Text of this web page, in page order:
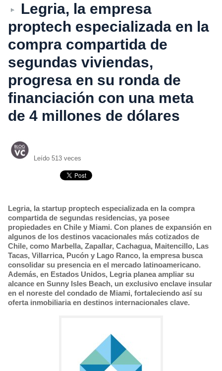
Legria, la empresa
proptech especializada en la
compra compartida de
segundas viviendas,
progresa en su ronda de
financiación con una meta
de 4 millones de dólares
Leído 513 veces
Legria, la startup proptech especializada en la compra
compartida de segundas residencias, ya posee
propiedades en Chile y Miami. Con planes de expansión en
algunos de los destinos vacacionales más cotizados de
Chile, como Marbella, Zapallar, Cachagua, Maitencillo, Las
Tacas, Villarrica, Pucón y Lago Ranco, la empresa busca
consolidar su presencia en el mercado latinoamericano.
Además, en Estados Unidos, Legria planea ampliar su
alcance en Sunny Isles Beach, un exclusivo enclave insular
en el noreste del condado de Miami, fortaleciendo así su
oferta inmobiliaria en destinos internacionales clave.